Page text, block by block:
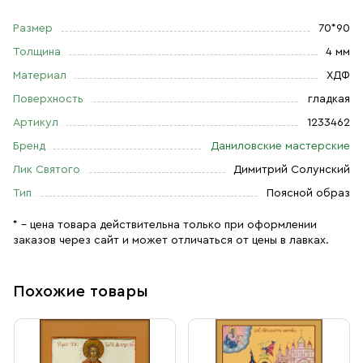
Размер 70*90
Толщина 4 мм
Материал ХДФ
Поверхность гладкая
Артикул 1233462
Бренд Даниловские мастерские
Лик Святого Димитрий Солунский
Тип Поясной образ
* – цена товара действительна только при оформлении
заказов через сайт и может отличаться от цены в лавках.
Похожие товары